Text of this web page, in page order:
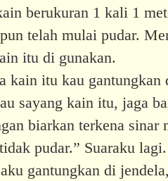
berukuran 1 kali 1
telah mulai pudar.
itu di gunakan.
kain itu kau gantungkan
sayang kain itu, jaga
biarkan terkena sinar
pudar.” Suaraku lagi.
gantungkan di